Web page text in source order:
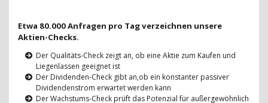
Etwa 80.000 Anfragen pro Tag verzeichnen unsere
Aktien-Checks.
Der Qualitäts-Check zeigt an, ob eine Aktie zum Kaufen und
Liegenlassen geeignet ist
Der Dividenden-Check gibt an,ob ein konstanter passiver
Dividendenstrom erwartet werden kann
Der Wachstums-Check prüft das Potenzial für außergewöhnlich